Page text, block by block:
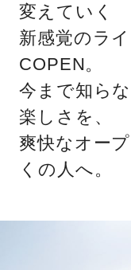
変えていく
新感覚のラ
COPEN。
今まで知ら
楽しさを、
爽快なオー
くの人へ。